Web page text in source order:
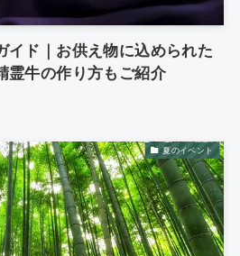
イド｜お供え物に込められた
霊牛の作り方もご紹介
夏のイベント